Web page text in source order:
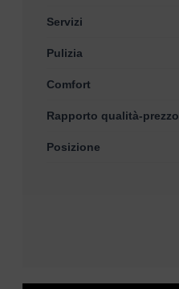
Servizi
Pulizia
Comfort
Rapporto qualità-prezzo
Posizione